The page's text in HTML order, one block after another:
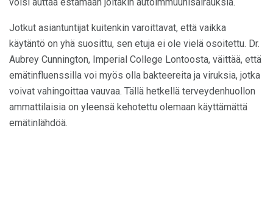
Jotkut asiantuntijat kuitenkin varoittavat, että vaikka
käytäntö on yhä suosittu, sen etuja ei ole vielä osoitettu. Dr.
Aubrey Cunnington, Imperial College Lontoosta, väittää, että
emätinfluenssilla voi myös olla bakteereita ja viruksia, jotka
voivat vahingoittaa vauvaa. Tällä hetkellä terveydenhuollon
ammattilaisia ​​on yleensä kehotettu olemaan käyttämättä
emätinlähdöä.